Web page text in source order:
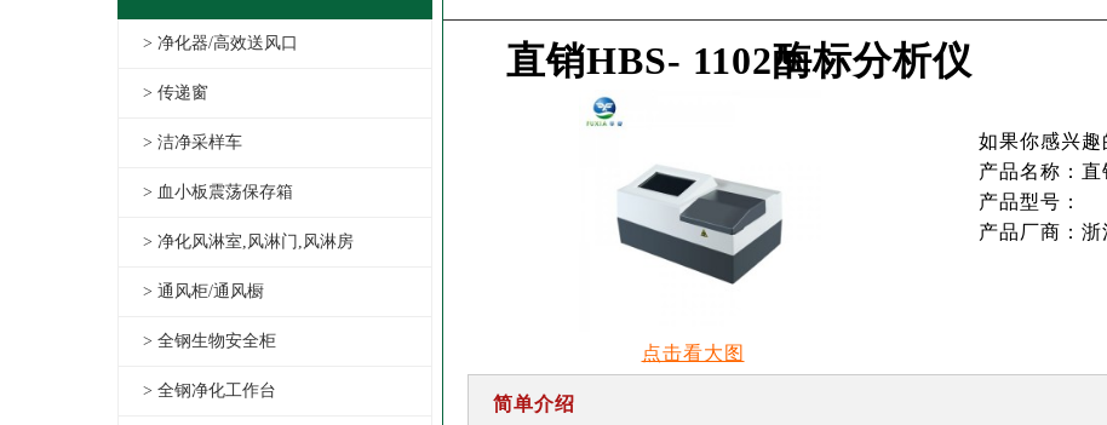
> 净化器/高效送风口
> 传递窗
> 洁净采样车
> 血小板震荡保存箱
> 净化风淋室,风淋门,风淋房
> 通风柜/通风橱
> 全钢生物安全柜
> 全钢净化工作台
直销HBS- 1102酶标分析仪
点击看大图
如果你感兴趣
产品名称：
产品型号：
产品厂商：浙
简单介绍